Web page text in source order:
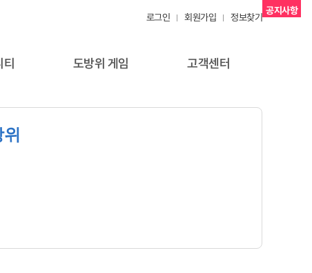
로그인 회원가입 정보찾기
티 도방위 게임 고객센터
공지사항